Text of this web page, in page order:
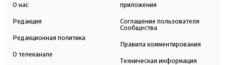
О нас
Редакция
Редакционная политика
О телеканале
приложения
Соглашение пользователя
Сообщества
Правила комментирования
Техническая информация